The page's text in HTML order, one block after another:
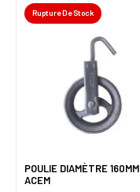
Rupture De Stock
POULIE DIAMÈTRE 160MM
ACEM